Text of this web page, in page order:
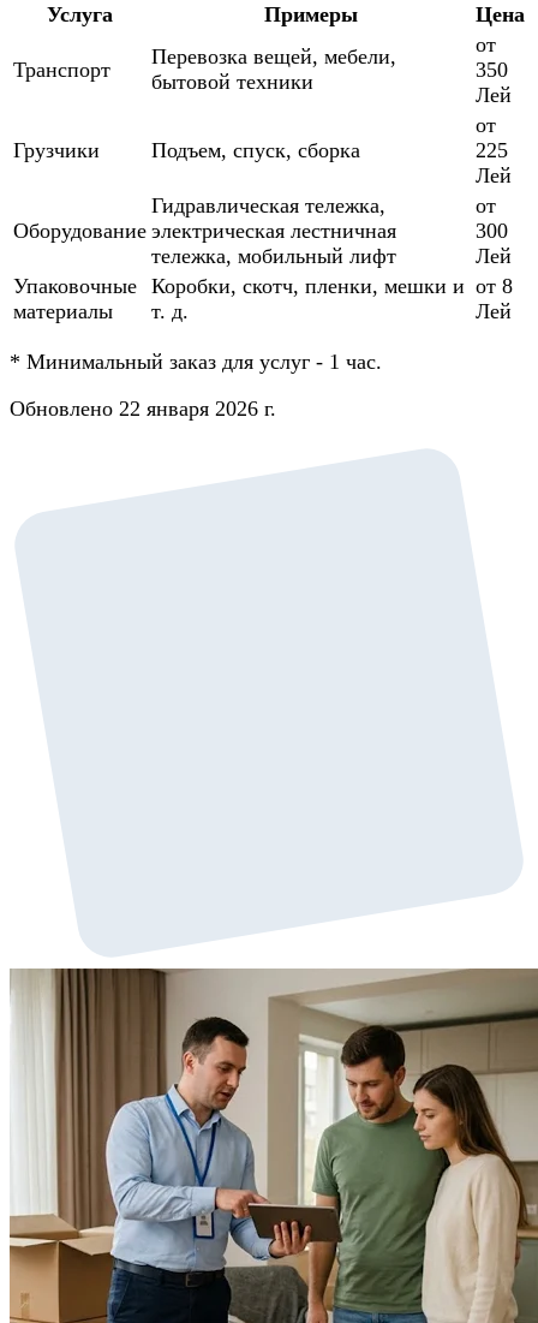
Услуга Примеры Цена
Транспорт
Перевозка вещей, мебели,
бытовой техники
от
350
Лей
Грузчики Подъем, спуск, сборка
от
225
Лей
Оборудование
Гидравлическая тележка,
электрическая лестничная
тележка, мобильный лифт
от
300
Лей
Упаковочные
материалы
Коробки, скотч, пленки, мешки и
т. д.
от 8
Лей
* Минимальный заказ для услуг - 1 час.
Обновлено 22 января 2026 г.